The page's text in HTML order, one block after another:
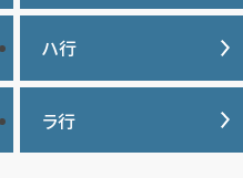
カルティエ
グッチ
クロムハーツ
ケイト・スペード
タグ・ホイヤー
ディオール
ティファニー
ハ行
バーバリー
バカラ
ラ行